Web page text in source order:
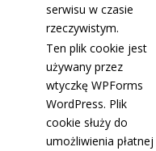
serwisu w czasie
rzeczywistym.
Ten plik cookie jest
używany przez
wtyczkę WPForms
WordPress. Plik
cookie służy do
umożliwienia płatnej